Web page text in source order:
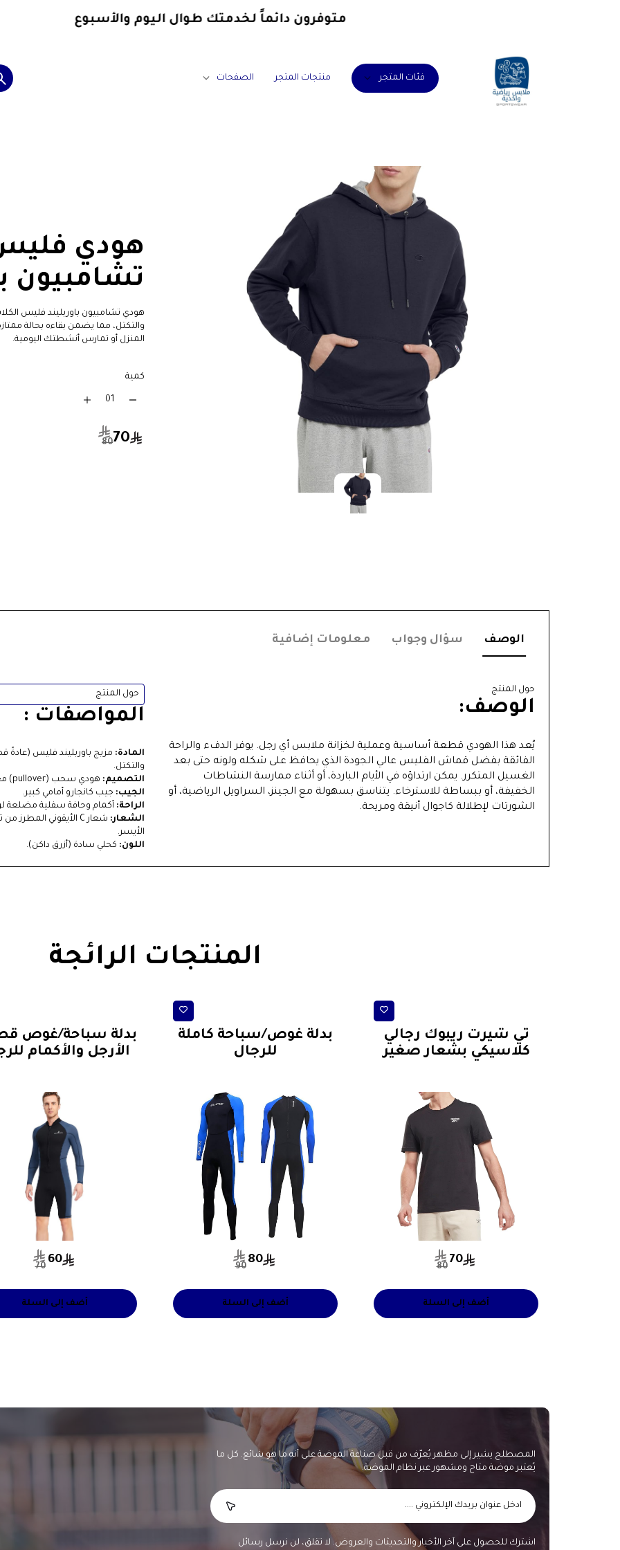
متوفرون دائماًلخدمتك طوال اليوم والأسبوع
فئات المتجر منتجات المتجر الصفحات
هودي
تشامبيون
هودي تشامبيون باوربليند فليس
والتكتل، مما يضمن بقاءه بحالة
المنزل أو تمارس أنشطتك اليومية.
كمية
70
80
الوصف سؤال وجواب معلومات إضافية
حول المنتج
الوصف:
يُعد هذا الهودي قطعة أساسية وعملية لخزانة ملابس أي رجل. يوفر الدفء والراحة
الفائقة بفضل قماش الفليس عالي الجودة الذي يحافظ على شكله ولونه حتى بعد
الغسيل المتكرر. يمكن ارتداؤه في الأيام الباردة، أو أثناء ممارسة النشاطات
الخفيفة، أو ببساطة للاسترخاء. يتناسق بسهولة مع الجينز، السراويل الرياضية، أو
الشورتات لإطلالة كاجوال أنيقة ومريحة.
حول المنتج
المواصفات :
المادة: مزيج باوربليند فليس (عادةً
والتكتل.
التصميم: هودي سحب (pullover) مع قبعة مبطنة ورباط قابل للتعديل.
الجيب: جيب كانجارو أمامي كبير.
الراحة: أكمام وحافة سفلية مضلعة
الشعار:
الأيسر.
اللون: كحلي سادة (أزرق داكن).
المنتجات الرائجة
تي شيرت ريبوك رجالي
كلاسيكي بشعار صغير
70
80
أضف إلى السلة
بدلة غوص/سباحة كاملة
للرجال
80
90
أضف إلى السلة
بدلة سباحة/غوص
الأرجل والأكمام
60
70
أضف إلى السلة
المصطلح يشير إلى مظهر يُعرّف من قبل صناعة الموضة على أنه ما هو شائع. كل ما
يُعتبر موضة متاح ومشهور عبر نظام الموضة.
اشترك للحصول على آخر الأخبار والتحديثات والعروض. لا تقلق، لن نرسل رسائل